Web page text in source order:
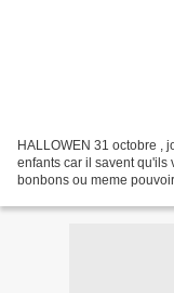
HALLOWEN 31 octobre ,
enfants car il savent qu'ils
bonbons ou meme